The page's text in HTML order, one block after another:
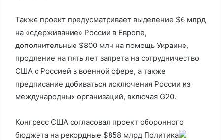
Также проект предусматривает выделение $6 млрд
на «сдерживание» России в Европе,
дополнительные $800 млн на помощь Украине,
продление на пять лет запрета на сотрудничество
США с Россией в военной сфере, а также
предписание добиваться исключения России из
международных организаций, включая G20.
Конгресс США согласовал проект оборонного
бюджета на рекордные $858 млрд Политика